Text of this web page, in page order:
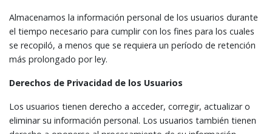
Almacenamos la información personal de los usuarios durante
el tiempo necesario para cumplir con los fines para los cuales
se recopiló, a menos que se requiera un período de retención
más prolongado por ley.
Derechos de Privacidad de los Usuarios
Los usuarios tienen derecho a acceder, corregir, actualizar o
eliminar su información personal. Los usuarios también tienen